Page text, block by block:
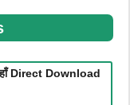
Direct Download